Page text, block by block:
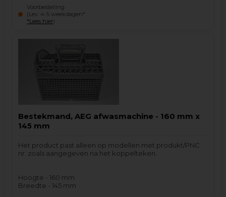
Voorbestelling
(Lev. 4-5 weekdagen*
*Lees hier)
Bestekmand, AEG afwasmachine - 160 mm x
145 mm
Het product past alleen op modellen met produkt/PNC
nr. zoals aangegeven na het koppelteken.
Hoogte - 160 mm
Breedte - 145 mm